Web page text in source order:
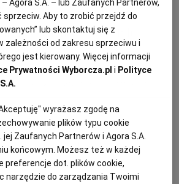
KIELCE
KOSZALIN
LUBLIN
ŁÓDŹ
MAGAZYN O JĘZYKU
GAZETA.PL
TOK FM
PUBLIO.PL
Grzywacz, dietetyk
z kalafiorem w stylu
WŁOSKA
Grzywacz, dietetyk
penne z kalafiorem
DANIA Z MAKARONEM
FIT PRZEPIS
– Agora S.A. – lub Zaufanych Partnerów,
Aby to zrobić przejdź do
lub skontaktuj się z
zależności od zakresu sprzeciwu i
jest kierowany. Więcej informacji
Prywatności Wyborcza.pl i Polityce
wyrażasz zgodę na
plików typu cookie
jej Zaufanych Partnerów i Agora S.A.
końcowym. Możesz też w każdej
preferencje dot. plików cookie,
narzędzie do zarządzania Twoimi